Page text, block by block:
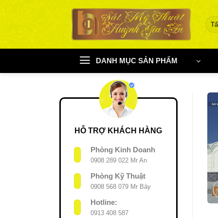
DANH MỤC SẢN PHẨM
HỖ TRỢ KHÁCH HÀNG
Phòng Kinh Doanh
0908 289 022 Mr An
Phòng Kỹ Thuật
0908 568 079 Mr Bảy
Hotline:
0913 408 587